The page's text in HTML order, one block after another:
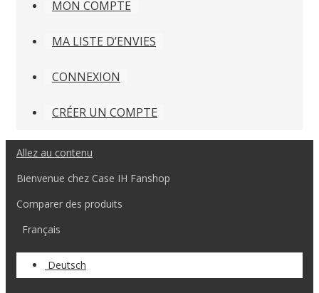
MON COMPTE
MA LISTE D’ENVIES
CONNEXION
CRÉER UN COMPTE
Allez au contenu
Bienvenue chez Case IH Fanshop
Comparer des produits
Français
Deutsch